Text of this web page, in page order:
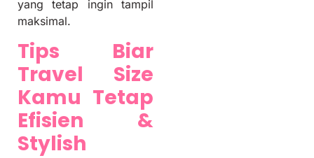
yang tetap ingin tampil
maksimal.
Tips Biar
Travel Size
Kamu Tetap
Efisien &
Stylish